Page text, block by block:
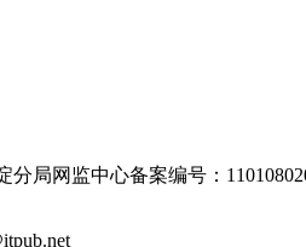
分局网监中心备案编号：